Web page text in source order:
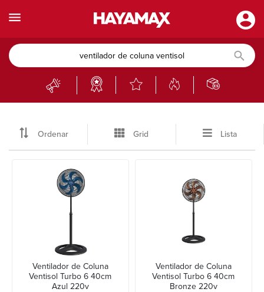
Ordenar Grid Lista
Ventilador de Coluna
Ventisol Turbo 6 40cm
Azul 220v
Ventilador de Coluna
Ventisol Turbo 6 40cm
Bronze 220v